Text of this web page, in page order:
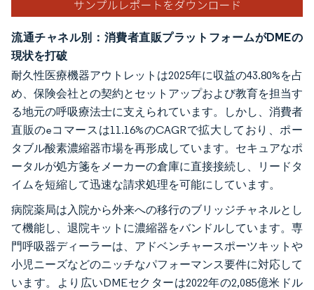
流通チャネル別：消費者直販プラットフォームがDMEの
現状を打破
耐久性医療機器アウトレットは2025年に収益の43.80%を占
め、保険会社との契約とセットアップおよび教育を担当す
る地元の呼吸療法士に支えられています。しかし、消費者
直販のeコマースは11.16%のCAGRで拡大しており、ポー
タブル酸素濃縮器市場を再形成しています。セキュアなポ
ータルが処方箋をメーカーの倉庫に直接接続し、リードタ
イムを短縮して迅速な請求処理を可能にしています。
病院薬局は入院から外来への移行のブリッジチャネルとし
て機能し、退院キットに濃縮器をバンドルしています。専
門呼吸器ディーラーは、アドベンチャースポーツキットや
小児ニーズなどのニッチなパフォーマンス要件に対応して
います。より広いDMEセクターは2022年の2,085億米ドル